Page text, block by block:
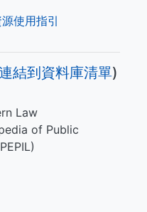
使用指引
結到資料庫清單)
Law
of Public